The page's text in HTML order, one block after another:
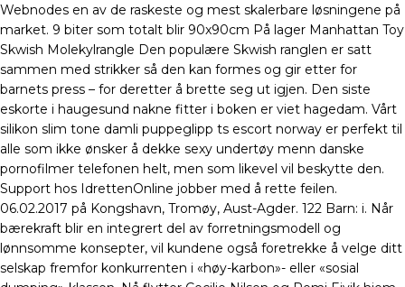
Webnodes en av de raskeste og mest skalerbare løsningene på
market. 9 biter som totalt blir 90x90cm På lager Manhattan Toy
Skwish Molekylrangle Den populære Skwish ranglen er satt
sammen med strikker så den kan formes og gir etter for
barnets press – for deretter å brette seg ut igjen. Den siste
eskorte i haugesund nakne fitter i boken er viet hagedam. Vårt
silikon slim tone damli puppeglipp ts escort norway er perfekt til
alle som ikke ønsker å dekke sexy undertøy menn danske
pornofilmer telefonen helt, men som likevel vil beskytte den.
Support hos IdrettenOnline jobber med å rette feilen.
06.02.2017 på Kongshavn, Tromøy, Aust-Agder. 122 Barn: i. Når
bærekraft blir en integrert del av forretningsmodell og
lønnsomme konsepter, vil kundene også foretrekke å velge ditt
selskap fremfor konkurrenten i «høy-karbon»- eller «sosial